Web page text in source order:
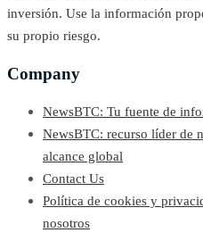
inversión. Use la información
su propio riesgo.
Company
NewsBTC: Tu fuente de
NewsBTC: recurso líder de
alcance global
Contact Us
Política de cookies y
nosotros